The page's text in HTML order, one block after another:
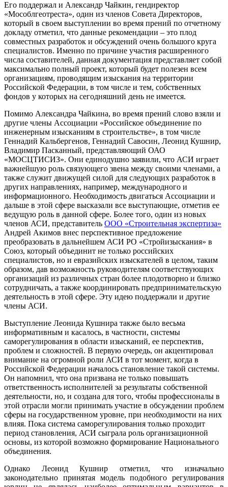
Его поддержал и Александр Чайкин, гендиректор
«Мособлгеотреста», один из членов Совета Директоров,
который в своем выступлении во время прений по отчетному
докладу отметил, что данные рекомендации – это плод
совместных разработок и обсуждений очень большого круга
специалистов. Именно по причине участия расширенного
числа составителей, данная документация представляет собой
максимально полный проект, который будет полезен всем
организациям, проводящим изыскания на территории
Российской Федерации, в том числе и тем, собственных
фондов у которых на сегодняшний день не имеется.
Помимо Александра Чайкина, во время прений слово взяли и
другие члены Ассоциации «Российское объединение по
инженерным изысканиям в строительстве», в том числе
Геннадий Кальбергенов, Геннадий Савосин, Леонид Кушнир,
Владимир Пасканный, представляющий ОАО
«МОСЦТИСИЗ». Они единодушно заявили, что АСИ играет
важнейшую роль связующего звена между своими членами, а
также служит движущей силой для следующих разработок в
других направлениях, например, международного и
информационного. Необходимость двигаться Ассоциации и
дальше в этой сфере высказали все выступающие, отметив ее
ведущую роль в данной сфере. Более того, один из новых
членов АСИ, представитель ООО «Строительная экспертиза»
Андрей Акимов внес перспективное предложение
преобразовать в дальнейшем АСИ РО «Стройизыскания» в
Союз, который объединит не только российских
специалистов, но и евразийских изыскателей в целом, таким
образом, дав возможность руководителям соответствующих
организаций из различных стран более плодотворно и близко
сотрудничать, а также координировать предпринимательскую
деятельность в этой сфере. Эту идею поддержали и другие
члены АСИ.
Выступление Леонида Кушнира также было весьма
информативным и касалось, в частности, системы
саморегулирования в области изысканий, ее перспектив,
проблем и сложностей. В первую очередь, он акцентировал
внимание на огромной роли АСИ в тот момент, когда в
Российской Федерации началось становление такой системы.
Он напомнил, что она призвана не только повышать
ответственность исполнителей за результаты собственной
деятельности, но, и создана для того, чтобы профессионалы в
этой отрасли могли принимать участие в обсуждении проблем
сферы на государственном уровне, при необходимости на них
влияя. Пока система саморегулирования только проходит
период становления, АСИ сыграла роль организационной
основы, из которой возможно формирование Национального
объединения.
Однако Леонид Кушнир отметил, что изначально
законодательно принятая модель подобного регулирования